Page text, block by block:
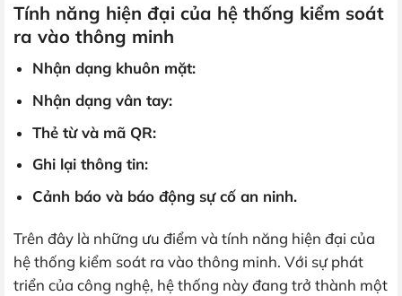
Tính năng hiện đại của hệ thống kiểm soát
ra vào thông minh
Nhận dạng khuôn mặt:
Nhận dạng vân tay:
Thẻ từ và mã QR:
Ghi lại thông tin:
Cảnh báo và báo động sự cố an ninh.
Trên đây là những ưu điểm và tính năng hiện đại của
hệ thống kiểm soát ra vào thông minh. Với sự phát
triển của công nghệ, hệ thống này đang trở thành một